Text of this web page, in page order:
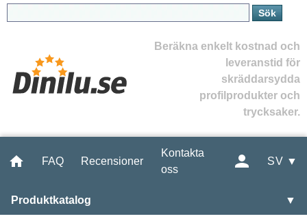
Beräkna enkelt kostnad och
leveranstid för
skräddarsydda
profilprodukter och
trycksaker.
FAQ Recensioner
Kontakta
oss
SV ▼
Produktkatalog ▼